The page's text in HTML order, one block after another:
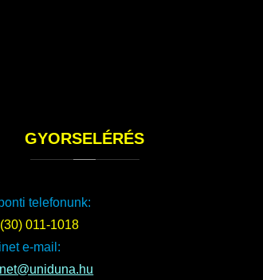
GYORSELÉRÉS
telefonunk:
011-1018
e-mail: